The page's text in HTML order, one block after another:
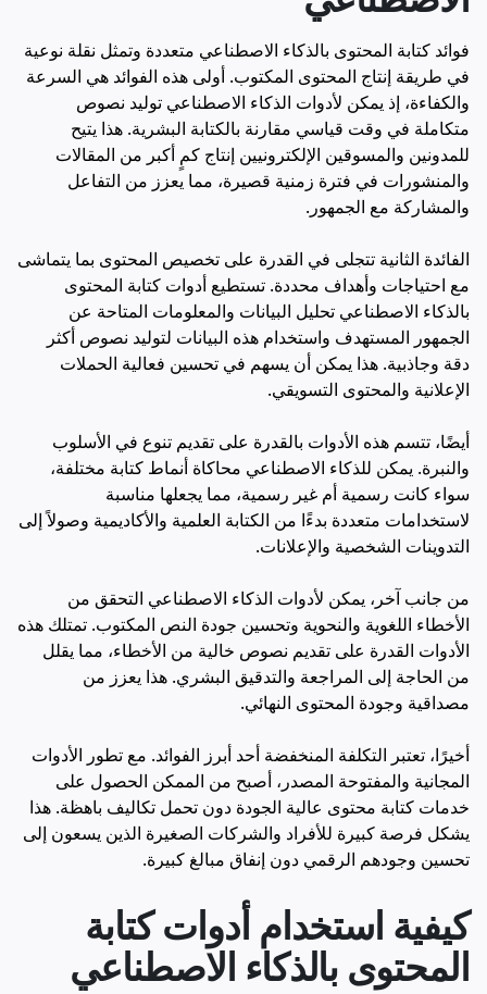
فوائد كتابة المحتوى بالذكاء الاصطناعي متعددة وتمثل نقلة نوعية
في طريقة إنتاج المحتوى المكتوب. أولى هذه الفوائد هي السرعة
والكفاءة، إذ يمكن لأدوات الذكاء الاصطناعي توليد نصوص
متكاملة في وقت قياسي مقارنة بالكتابة البشرية. هذا يتيح
للمدونين والمسوقين الإلكترونيين إنتاج كمٍ أكبر من المقالات
والمنشورات في فترة زمنية قصيرة، مما يعزز من التفاعل
والمشاركة مع الجمهور.
الفائدة الثانية تتجلى في القدرة على تخصيص المحتوى بما يتماشى
مع احتياجات وأهداف محددة. تستطيع أدوات كتابة المحتوى
بالذكاء الاصطناعي تحليل البيانات والمعلومات المتاحة عن
الجمهور المستهدف واستخدام هذه البيانات لتوليد نصوص أكثر
دقة وجاذبية. هذا يمكن أن يسهم في تحسين فعالية الحملات
الإعلانية والمحتوى التسويقي.
أيضًا، تتسم هذه الأدوات بالقدرة على تقديم تنوع في الأسلوب
والنبرة. يمكن للذكاء الاصطناعي محاكاة أنماط كتابة مختلفة،
سواء كانت رسمية أم غير رسمية، مما يجعلها مناسبة
لاستخدامات متعددة بدءًا من الكتابة العلمية والأكاديمية وصولاً إلى
التدوينات الشخصية والإعلانات.
من جانب آخر، يمكن لأدوات الذكاء الاصطناعي التحقق من
الأخطاء اللغوية والنحوية وتحسين جودة النص المكتوب. تمتلك هذه
الأدوات القدرة على تقديم نصوص خالية من الأخطاء، مما يقلل
من الحاجة إلى المراجعة والتدقيق البشري. هذا يعزز من
مصداقية وجودة المحتوى النهائي.
أخيرًا، تعتبر التكلفة المنخفضة أحد أبرز الفوائد. مع تطور الأدوات
المجانية والمفتوحة المصدر، أصبح من الممكن الحصول على
خدمات كتابة محتوى عالية الجودة دون تحمل تكاليف باهظة. هذا
يشكل فرصة كبيرة للأفراد والشركات الصغيرة الذين يسعون إلى
تحسين وجودهم الرقمي دون إنفاق مبالغ كبيرة.
كيفية استخدام أدوات كتابة
المحتوى بالذكاء الاصطناعي